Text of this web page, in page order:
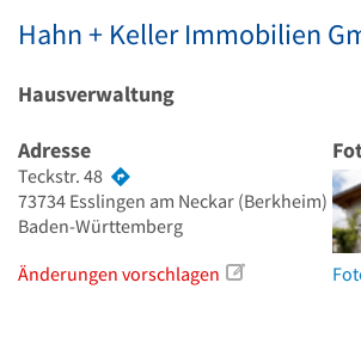
Hahn + Keller Immobilien
Hausverwaltung
Adresse
Teckstr. 48
73734 Esslingen am Neckar (Berkheim)
Baden-Württemberg
Änderungen vorschlagen